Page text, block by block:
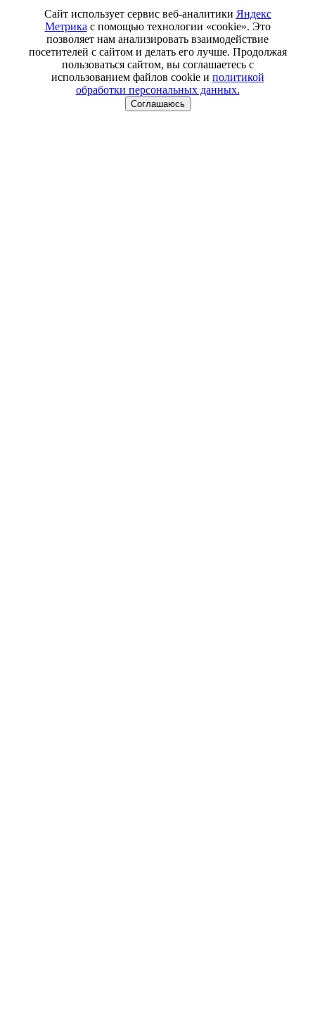
Сайт использует сервис веб-аналитики Яндекс
Метрика с помощью технологии «cookie». Это
позволяет нам анализировать взаимодействие
посетителей с сайтом и делать его лучше. Продолжая
пользоваться сайтом, вы соглашаетесь с
использованием файлов cookie и политикой
обработки персональных данных.
Соглашаюсь